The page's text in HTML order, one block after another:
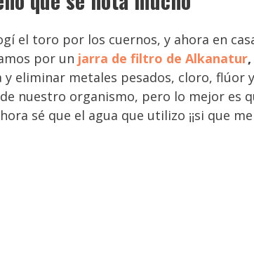
el toro por los cuernos, y ahora en
por un jarra de filtro de Alkanatur,
y eliminar metales pesados, cloro, flúor
nuestro organismo, pero lo mejor es
sé que el agua que utilizo ¡¡si que